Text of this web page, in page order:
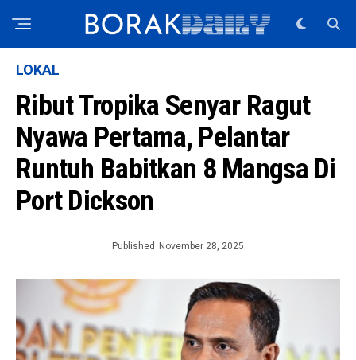
LOKAL
Ribut Tropika Senyar Ragut
Nyawa Pertama, Pelantar
Runtuh Babitkan 8 Mangsa Di
Port Dickson
Published November 28, 2025